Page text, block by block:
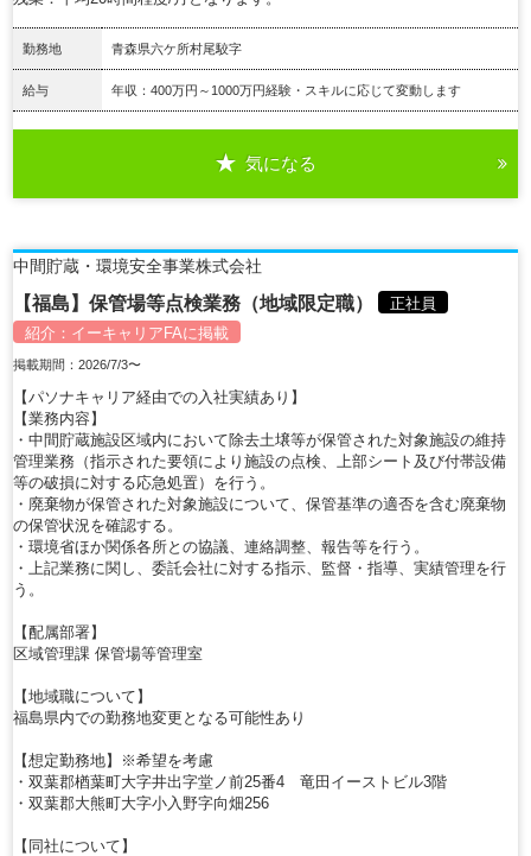
勤務地 青森県六ケ所村尾駮字
給与 年収：400万円～1000万円経験・スキルに応じて変動します
気になる
中間貯蔵・環境安全事業株式会社
【福島】保管場等点検業務（地域限定職）
正社員
紹介： イーキャリアFAに掲載
掲載期間：2026/7/3〜
【パソナキャリア経由での入社実績あり】
【業務内容】
・中間貯蔵施設区域内において除去土壌等が保管された対象施設の維持
管理業務（指示された要領により施設の点検、上部シート及び付帯設備
等の破損に対する応急処置）を行う。
・廃棄物が保管された対象施設について、保管基準の適否を含む廃棄物
の保管状況を確認する。
・環境省ほか関係各所との協議、連絡調整、報告等を行う。
・上記業務に関し、委託会社に対する指示、監督・指導、実績管理を行
う。
【配属部署】
区域管理課 保管場等管理室
【地域職について】
福島県内での勤務地変更となる可能性あり
【想定勤務地】※希望を考慮
・双葉郡楢葉町大字井出字堂ノ前25番4 竜田イーストビル3階
・双葉郡大熊町大字小入野字向畑256
【同社について】